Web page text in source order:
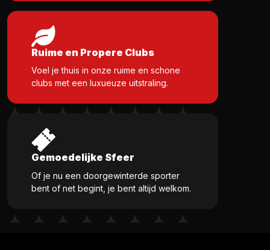
Ruime en Propere Clubs
Voel je thuis in onze ruime en schone
clubs met een luxueuze uitstraling.
Gemoedelijke Sfeer
Of je nu een doorgewinterde sporter
bent of net begint, je bent altijd welkom.